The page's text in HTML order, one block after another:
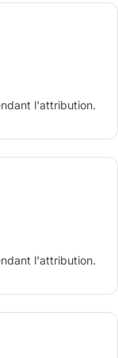
l'attribution.
l'attribution.